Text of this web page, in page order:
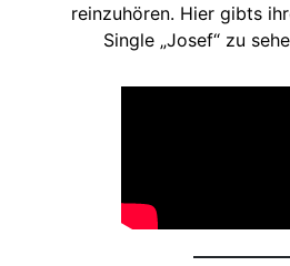
reinzuhören. Hier gibts
Single „Josef“ zu